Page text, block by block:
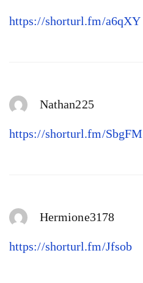
https://shorturl.fm/a6qXY
Nathan225
https://shorturl.fm/SbgFM
Hermione3178
https://shorturl.fm/Jfsob